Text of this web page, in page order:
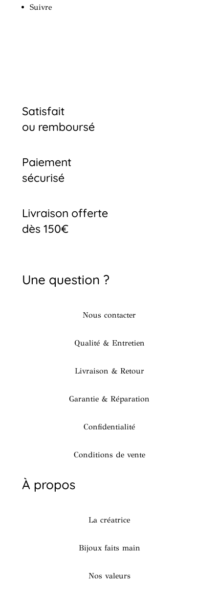
Suivre
Satisfait
ou remboursé
Paiement
sécurisé
Livraison offerte
dès 150€
Une question ?
Nous contacter
Qualité & Entretien
Livraison & Retour
Garantie & Réparation
Confidentialité
Conditions de vente
À propos
La créatrice
Bijoux faits main
Nos valeurs